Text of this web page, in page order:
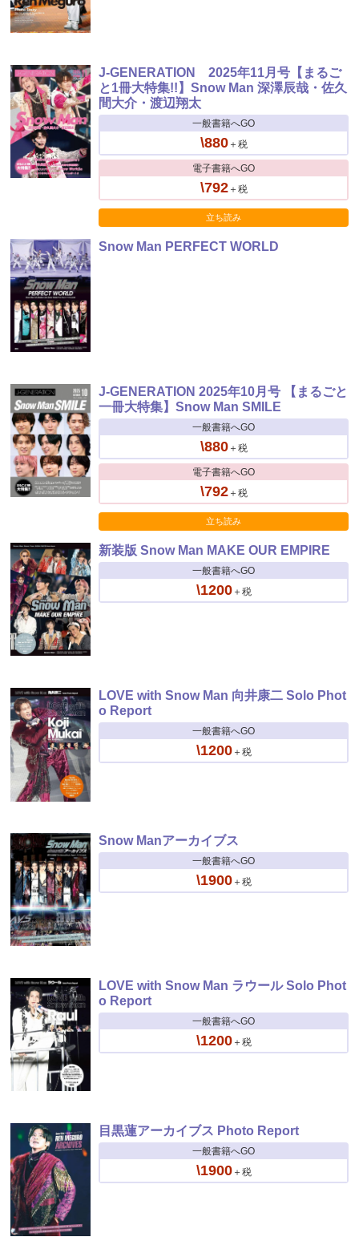
J-GENERATION 2025年11月号【まるご
と1冊大特集!!】Snow Man 深澤辰哉・佐久
間大介・渡辺翔太
一般書籍へGO
\880＋税
電子書籍へGO
\792＋税
立ち読み
Snow Man PERFECT WORLD
J-GENERATION 2025年10月号 【まるごと
一冊大特集】Snow Man SMILE
一般書籍へGO
\880＋税
電子書籍へGO
\792＋税
立ち読み
新装版 Snow Man MAKE OUR EMPIRE
一般書籍へGO
\1200＋税
LOVE with Snow Man 向井康二 Solo Phot
o Report
一般書籍へGO
\1200＋税
Snow Manアーカイブス
一般書籍へGO
\1900＋税
LOVE with Snow Man ラウール Solo Phot
o Report
一般書籍へGO
\1200＋税
目黒蓮アーカイブス Photo Report
一般書籍へGO
\1900＋税